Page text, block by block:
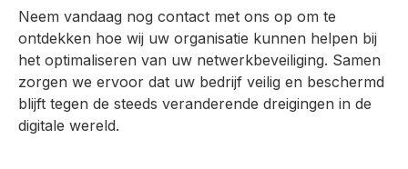
Neem vandaag nog contact met ons op om te
ontdekken hoe wij uw organisatie kunnen helpen bij
het optimaliseren van uw netwerkbeveiliging. Samen
zorgen we ervoor dat uw bedrijf veilig en beschermd
blijft tegen de steeds veranderende dreigingen in de
digitale wereld.